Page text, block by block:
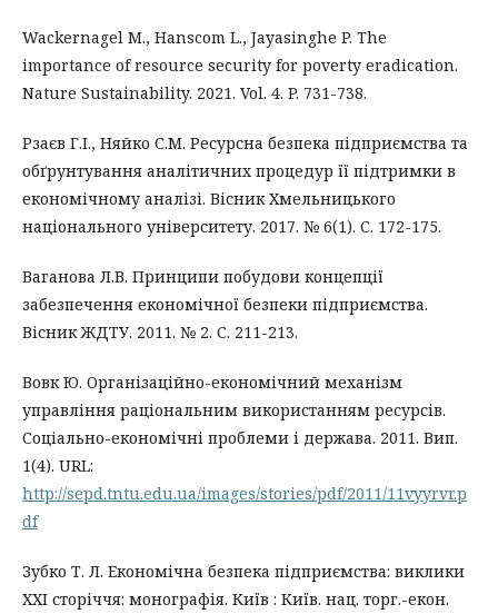
Wackernagel M., Hanscom L., Jayasinghe P. The
importance of resource security for poverty eradication.
Nature Sustainability. 2021. Vol. 4. P. 731-738.
Рзаєв Г.І., Няйко С.М. Ресурсна безпека підприємства та
обґрунтування аналітичних процедур її підтримки в
економічному аналізі. Вісник Хмельницького
національного університету. 2017. № 6(1). С. 172-175.
Ваганова Л.В. Принципи побудови концепції
забезпечення економічної безпеки підприємства.
Вісник ЖДТУ. 2011. № 2. С. 211-213.
Вовк Ю. Організаційно-економічний механізм
управління раціональним використанням ресурсів.
Соціально-економічні проблеми і держава. 2011. Вип.
1(4). URL:
http://sepd.tntu.edu.ua/images/stories/pdf/2011/11vyyrvr.p
df
Зубко Т. Л. Економічна безпека підприємства: виклики
ХХІ сторіччя: монографія. Київ : Київ. нац. торг.-екон.